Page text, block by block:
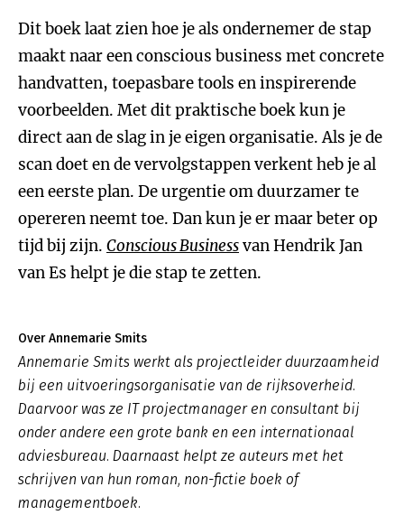
Dit boek laat zien hoe je als ondernemer de stap
maakt naar een conscious business met concrete
handvatten, toepasbare tools en inspirerende
voorbeelden. Met dit praktische boek kun je
direct aan de slag in je eigen organisatie. Als je de
scan doet en de vervolgstappen verkent heb je al
een eerste plan. De urgentie om duurzamer te
opereren neemt toe. Dan kun je er maar beter op
tijd bij zijn. Conscious Businessvan Hendrik Jan
van Es helpt je die stap te zetten.
Over Annemarie Smits
Annemarie Smits werkt als projectleider duurzaamheid
bij een uitvoeringsorganisatie van de rijksoverheid.
Daarvoor was ze IT projectmanager en consultant bij
onder andere een grote bank en een internationaal
adviesbureau. Daarnaast helpt ze auteurs met het
schrijven van hun roman, non-fictie boek of
managementboek.